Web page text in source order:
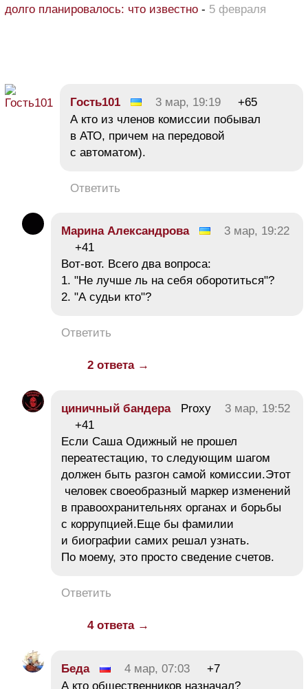
долго планировалось: что известно - 5 февраля
Гость101 3 мар, 19:19
+65
А кто из членов комиссии побывал
в АТО, причем на передовой
с автоматом).
Ответить
Марина Александрова
3 мар, 19:22
+41
Вот-вот. Всего два вопроса:
1. "Не лучше ль на себя оборотиться"?
2. "А судьи кто"?
Ответить
2 ответа →
циничный бандераProxy
3 мар, 19:52
+41
Если Саша Одижный не прошел
переатестацию, то следующим шагом
должен быть разгон самой комиссии.Этот
человек своеобразный маркер изменений
в правоохранительнях органах и борьбы
с коррупцией.Еще бы фамилии
и биографии самих решал узнать.
По моему, это просто сведение счетов.
Ответить
4 ответа →
Беда 4 мар, 07:03
+7
А кто общественников назначал?